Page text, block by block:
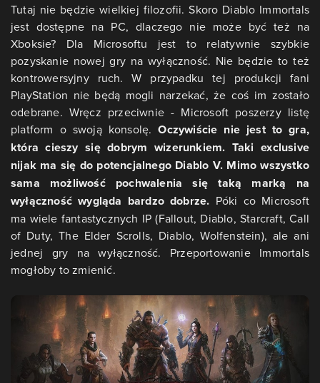
Tutaj nie będzie wielkiej filozofii. Skoro Diablo Immortals
jest dostępne na PC, dlaczego nie może być też na
Xboksie? Dla Microsoftu jest to relatywnie szybkie
pozyskanie nowej gry na wyłączność. Nie będzie to też
kontrowersyjny ruch. W przypadku tej produkcji fani
PlayStation nie będą mogli narzekać, że coś im zostało
odebrane. Wręcz przeciwnie - Microsoft poszerzy listę
platform o swoją konsolę.Oczywiście nie jest to gra,
która cieszy się dobrym wizerunkiem. Taki exclusive
nijak ma się do potencjalnego Diablo V. Mimo wszystko
sama możliwość pochwalenia się taką marką na
wyłączność wygląda bardzo dobrze. Póki co Microsoft
ma wiele fantastycznych IP (Fallout, Diablo, Starcraft, Call
of Duty, The Elder Scrolls, Diablo, Wolfenstein), ale ani
jednej gry na wyłączność. Przeportowanie Immortals
mogłoby to zmienić.